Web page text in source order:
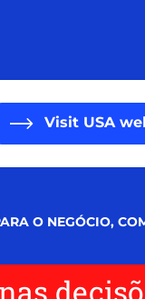
Visit USA
O NEGÓCIO,